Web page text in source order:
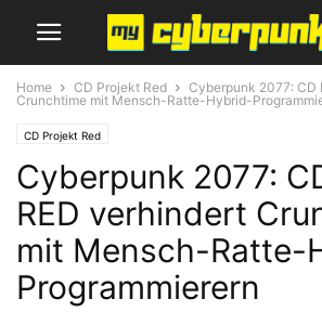
Home CD Projekt Red
Cyberpunk 2077: CD
Crunchtime mit Mensch-Ratte-Hybrid-
CD Projekt Red
Cyberpunk 2077:
RED verhindert
mit Mensch-Ratte-
Programmierern